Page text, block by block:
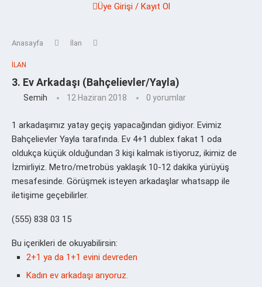
Üye Girişi / Kayıt Ol
Anasayfa İlan
İLAN
3. Ev Arkadaşı (Bahçelievler/Yayla)
Semih 12 Haziran 2018 0 yorumlar
1 arkadaşımız yatay geçiş yapacağından gidiyor. Evimiz
Bahçelievler Yayla tarafında. Ev 4+1 dublex fakat 1 oda
oldukça küçük olduğundan 3 kişi kalmak istiyoruz, ikimiz de
İzmirliyiz. Metro/metrobüs yaklaşık 10-12 dakika yürüyüş
mesafesinde. Görüşmek isteyen arkadaşlar whatsapp ile
iletişime geçebilirler.
(555) 838 03 15
Bu içerikleri de okuyabilirsin:
2+1 ya da 1+1 evini devreden
Kadın ev arkadaşı arıyoruz.